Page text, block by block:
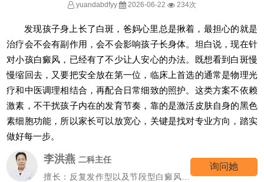
yuandabdfyy 2026-06-22 234次
发现孩子身上长了白斑，爸妈心里总是揪着，最担心的就是
治疗会不会有副作用，会不会影响孩子长身体。坦白说，现在针
对小孩白癜风，已经有了不少让人安心的办法。既想看到白斑慢
慢缩回去，又要把安全放在第一位，临床上首选的通常是物理光
疗和中医调理相结合，再配合日常细致的照护。这类方案不依赖
激素，不干扰孩子内在的发育节奏，靠的是激活皮肤自身的黑色
素细胞功能，所以家长可以放宽心，关键是找对专业方向，踏实
做好每一步。
李洪燕 二科主任
擅长：反复发作型以及节段型白癜风诊
询问她